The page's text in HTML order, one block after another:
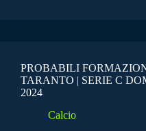
PROBABILI
TARANTO | SERIE C
2024
Calcio